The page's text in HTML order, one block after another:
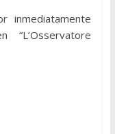
inmediatamente